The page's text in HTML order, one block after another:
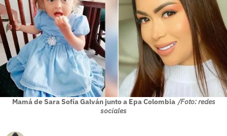
Mamá de Sara Sofía Galván junto a Epa Colombia /Foto: redes
sociales